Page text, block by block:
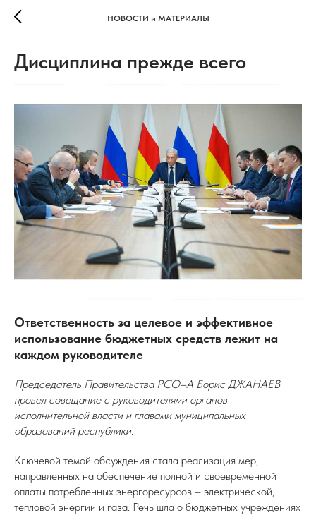
НОВОСТИ и МАТЕРИАЛЫ
Дисциплина прежде всего
Ответственность за целевое и эффективное
использование бюджетных средств лежит на
каждом руководителе
Председатель Правительства РСО–А Борис ДЖАНАЕВ
провел совещание с руководителями органов
исполнительной власти и главами муниципальных
образований республики.
Ключевой темой обсуждения стала реализация мер,
направленных на обеспечение полной и своевременной
оплаты потребленных энергоресурсов – электрической,
тепловой энергии и газа. Речь шла о бюджетных учреждениях